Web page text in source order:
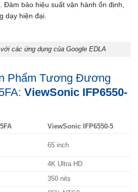
. Đảm bảo hiệu suất vận hành ổn định,
dạy hiện đại.
các ứng dụng của Google EDLA
Phẩm Tương Đương
ViewSonic IFP6550-
ViewSonic IFP6550-5
65 inch
4K Ultra HD
350 nits